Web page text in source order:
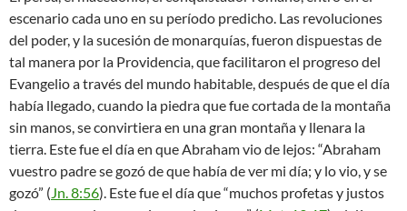
escenario cada uno en su período predicho. Las revoluciones
del poder, y la sucesión de monarquías, fueron dispuestas de
tal manera por la Providencia, que facilitaron el progreso del
Evangelio a través del mundo habitable, después de que el día
había llegado, cuando la piedra que fue cortada de la montaña
sin manos, se convirtiera en una gran montaña y llenara la
tierra. Este fue el día en que Abraham vio de lejos: “Abraham
vuestro padre se gozó de que había de ver mi día; y lo vio, y se
gozó” (Jn. 8:56). Este fue el día que “muchos profetas y justos